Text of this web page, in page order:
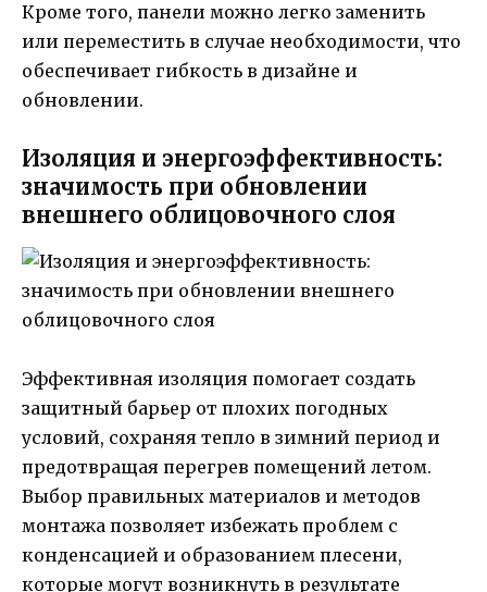
Кроме того, панели можно легко заменить
или переместить в случае необходимости, что
обеспечивает гибкость в дизайне и
обновлении.
Изоляция и энергоэффективность:
значимость при обновлении
внешнего облицовочного слоя
Эффективная изоляция помогает создать
защитный барьер от плохих погодных
условий, сохраняя тепло в зимний период и
предотвращая перегрев помещений летом.
Выбор правильных материалов и методов
монтажа позволяет избежать проблем с
конденсацией и образованием плесени,
которые могут возникнуть в результате